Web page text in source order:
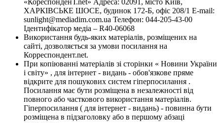
ХАРКІВСЬКЕ ШОСЕ, будинок 172-Б, офіс 208/1 E-mail:
sunlight@mediadim.com.ua Телефон: 044-205-43-00
Ідентифікатор медіа – R40-06068
Використання будь-яких матеріалів, розміщених на
сайті, дозволяється за умови посилання на
Корреспондент.net.
При копіюванні матеріалів зі сторінки « Новини України
і світу» , для інтернет - видань - обов'язкове пряме
відкрите для пошукових систем гіперпосилання .
Посилання має бути розміщена в незалежності від
повного або часткового використання матеріалів.
Гіперпосилання ( для інтернет - видань) - повинна бути
розміщена в підзаголовку або в першому абзаці